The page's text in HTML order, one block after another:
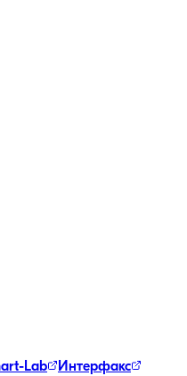
Lab Интерфакс